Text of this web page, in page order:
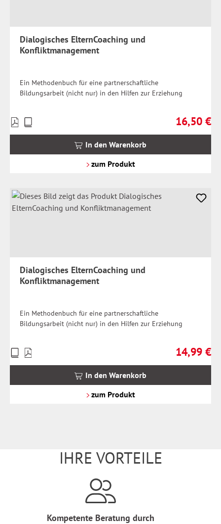
Dialogisches ElternCoaching und
Konfliktmanagement
Ein Methodenbuch für eine partnerschaftliche
Bildungsarbeit (nicht nur) in den Hilfen zur Erziehung
Regulärer
16,50 €
Preise
inkl.
In den Warenkorb
zum Produkt
Dialogisches ElternCoaching und
Konfliktmanagement
Ein Methodenbuch für eine partnerschaftliche
Bildungsarbeit (nicht nur) in den Hilfen zur Erziehung
Regulärer
14,99 €
Preise
inkl.
In den Warenkorb
zum Produkt
IHRE VORTEILE
Kompetente Beratung durch